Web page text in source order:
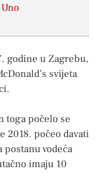
godine u Zagrebu,
svijeta
toga počelo se
2018. počeo davati
vodeća
imaju 10